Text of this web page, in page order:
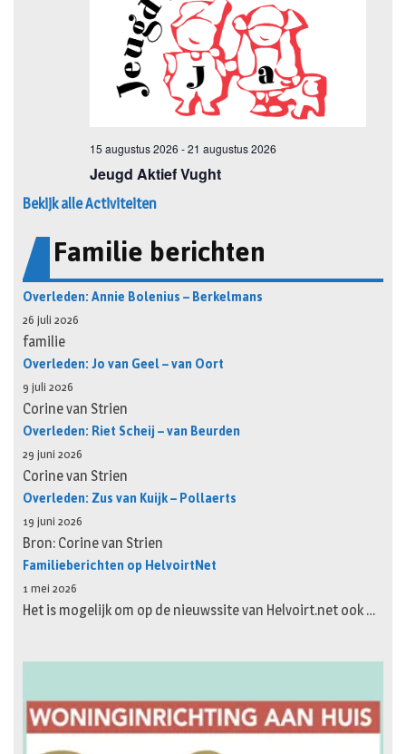
Bekijk alle Activiteiten
Familie berichten
Overleden: Annie Bolenius – Berkelmans
26 juli 2026
familie
Overleden: Jo van Geel – van Oort
9 juli 2026
Corine van Strien
Overleden: Riet Scheij – van Beurden
29 juni 2026
Corine van Strien
Overleden: Zus van Kuijk – Pollaerts
19 juni 2026
Bron: Corine van Strien
Familieberichten op HelvoirtNet
1 mei 2026
Het is mogelijk om op de nieuwssite van Helvoirt.net ook …